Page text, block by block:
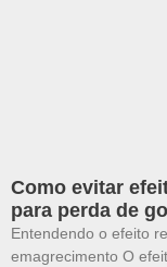
Como evitar
para perda de
Entendendo o efeito
emagrecimento O